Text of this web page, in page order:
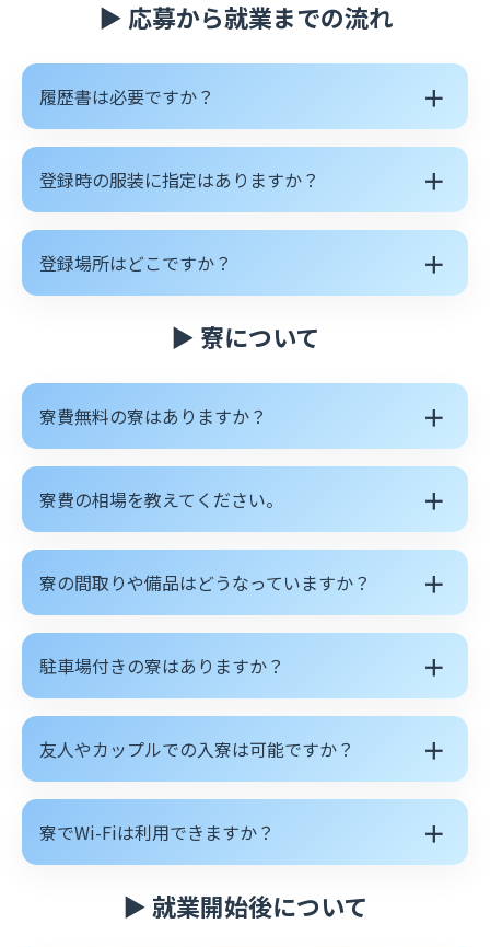
▶ 応募から就業までの流れ
履歴書は必要ですか？ ＋
登録時の服装に指定はありますか？ ＋
登録場所はどこですか？ ＋
▶ 寮について
寮費無料の寮はありますか？ ＋
寮費の相場を教えてください。 ＋
寮の間取りや備品はどうなっていますか？ ＋
駐車場付きの寮はありますか？ ＋
友人やカップルでの入寮は可能ですか？ ＋
寮でWi-Fiは利用できますか？ ＋
▶ 就業開始後について